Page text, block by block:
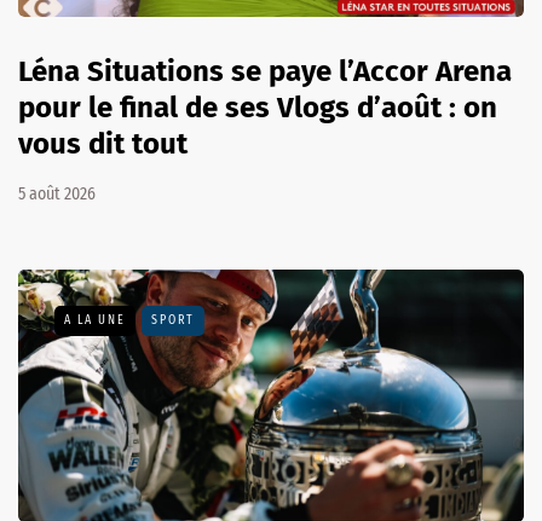
Léna Situations se paye l’Accor Arena
pour le final de ses Vlogs d’août : on
vous dit tout
5 août 2026
A LA UNE SPORT